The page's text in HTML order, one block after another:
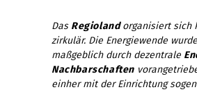
Das Regiolandorganisiert sich
zirkulär. Die Energiewende
maßgeblich durch dezentrale
Nachbarschaften
einher mit der Einrichtung